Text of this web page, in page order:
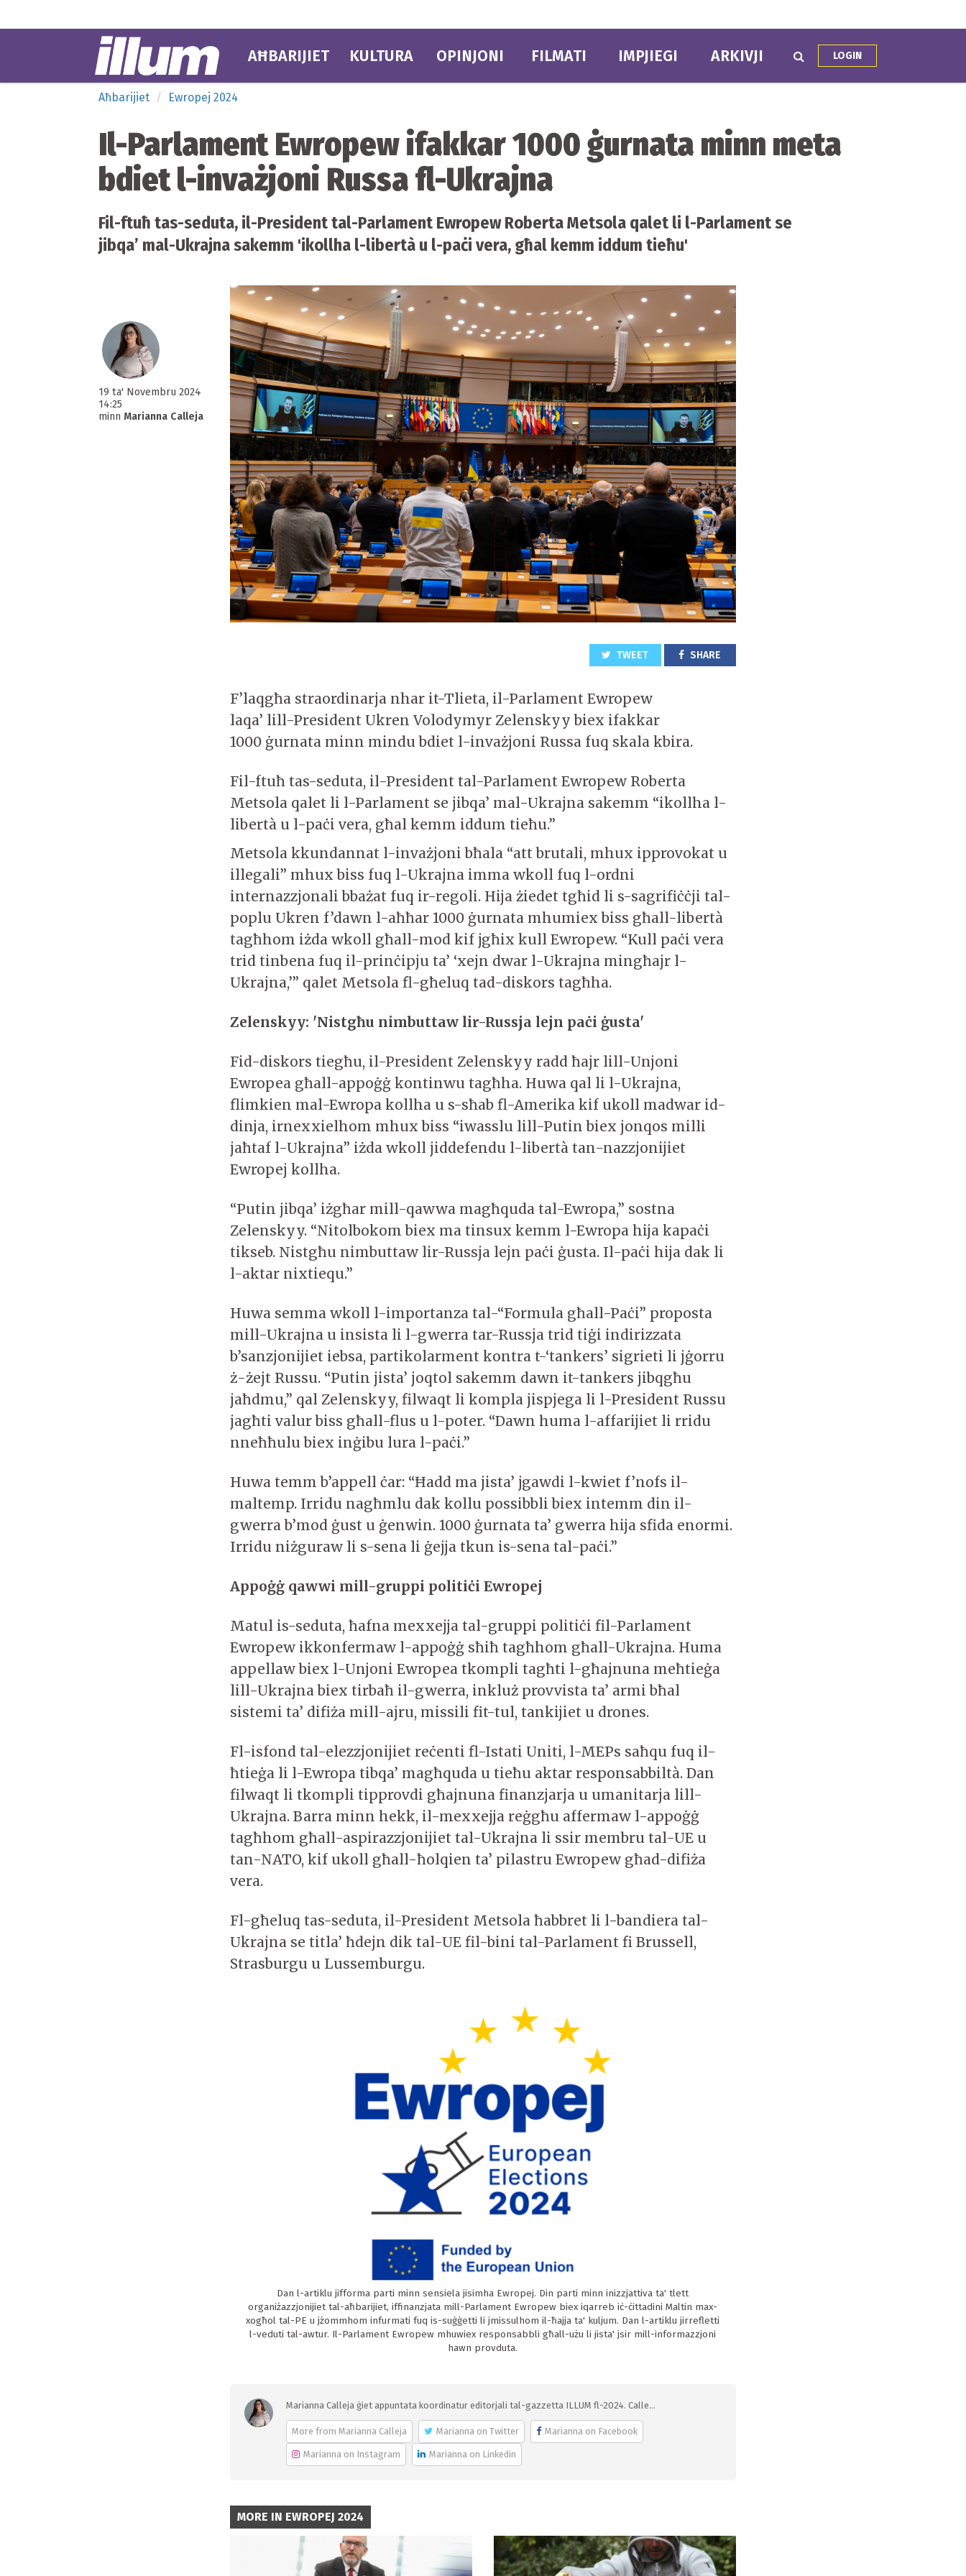
AĦBARIJIET KULTURA OPINJONI FILMATI IMPJIEGI ARKIVJI LOGIN
Aħbarijiet Ewropej 2024
Il-Parlament Ewropew ifakkar 1000 ġurnata minn meta
bdiet l-invażjoni Russa fl-Ukrajna
Fil-ftuħ tas-seduta, il-President tal-Parlament Ewropew Roberta Metsola qalet li l-Parlament se
jibqa’ mal-Ukrajna sakemm 'ikollha l-libertà u l-paċi vera, għal kemm iddum tieħu'
19 ta' Novembru 2024
14:25
minn Marianna Calleja
TWEET SHARE
F’laqgħa straordinarja nhar it-Tlieta, il-Parlament Ewropew
laqa’ lill-President Ukren Volodymyr Zelenskyy biex ifakkar
1000 ġurnata minn mindu bdiet l-invażjoni Russa fuq skala kbira.
Fil-ftuħ tas-seduta, il-President tal-Parlament Ewropew Roberta
Metsola qalet li l-Parlament se jibqa’ mal-Ukrajna sakemm “ikollha l-
libertà u l-paċi vera, għal kemm iddum tieħu.”
Metsola kkundannat l-invażjoni bħala “att brutali, mhux ipprovokat u
illegali” mhux biss fuq l-Ukrajna imma wkoll fuq l-ordni
internazzjonali bbażat fuq ir-regoli. Hija żiedet tgħid li s-sagrifiċċji tal-
poplu Ukren f’dawn l-aħħar 1000 ġurnata mhumiex biss għall-libertà
tagħhom iżda wkoll għall-mod kif jgħix kull Ewropew. “Kull paċi vera
trid tinbena fuq il-prinċipju ta’ ‘xejn dwar l-Ukrajna mingħajr l-
Ukrajna,’” qalet Metsola fl-għeluq tad-diskors tagħha.
Zelenskyy: 'Nistgħu nimbuttaw lir-Russja lejn paċi ġusta'
Fid-diskors tiegħu, il-President Zelenskyy radd ħajr lill-Unjoni
Ewropea għall-appoġġ kontinwu tagħha. Huwa qal li l-Ukrajna,
flimkien mal-Ewropa kollha u s-sħab fl-Amerika kif ukoll madwar id-
dinja, irnexxielhom mhux biss “iwasslu lill-Putin biex jonqos milli
jaħtaf l-Ukrajna” iżda wkoll jiddefendu l-libertà tan-nazzjonijiet
Ewropej kollha.
“Putin jibqa’ iżgħar mill-qawwa magħquda tal-Ewropa,” sostna
Zelenskyy. “Nitolbokom biex ma tinsux kemm l-Ewropa hija kapaċi
tikseb. Nistgħu nimbuttaw lir-Russja lejn paċi ġusta. Il-paċi hija dak li
l-aktar nixtiequ.”
Huwa semma wkoll l-importanza tal-“Formula għall-Paċi” proposta
mill-Ukrajna u insista li l-gwerra tar-Russja trid tiġi indirizzata
b’sanzjonijiet iebsa, partikolarment kontra t-‘tankers’ sigrieti li jġorru
ż-żejt Russu. “Putin jista’ joqtol sakemm dawn it-tankers jibqgħu
jaħdmu,” qal Zelenskyy, filwaqt li kompla jispjega li l-President Russu
jagħti valur biss għall-flus u l-poter. “Dawn huma l-affarijiet li rridu
nneħħulu biex inġibu lura l-paċi.”
Huwa temm b’appell ċar: “Ħadd ma jista’ jgawdi l-kwiet f’nofs il-
maltemp. Irridu nagħmlu dak kollu possibbli biex intemm din il-
gwerra b’mod ġust u ġenwin. 1000 ġurnata ta’ gwerra hija sfida enormi.
Irridu niżguraw li s-sena li ġejja tkun is-sena tal-paċi.”
Appoġġ qawwi mill-gruppi politiċi Ewropej
Matul is-seduta, ħafna mexxejja tal-gruppi politiċi fil-Parlament
Ewropew ikkonfermaw l-appoġġ sħiħ tagħhom għall-Ukrajna. Huma
appellaw biex l-Unjoni Ewropea tkompli tagħti l-għajnuna meħtieġa
lill-Ukrajna biex tirbaħ il-gwerra, inkluż provvista ta’ armi bħal
sistemi ta’ difiża mill-ajru, missili fit-tul, tankijiet u drones.
Fl-isfond tal-elezzjonijiet reċenti fl-Istati Uniti, l-MEPs saħqu fuq il-
ħtieġa li l-Ewropa tibqa’ magħquda u tieħu aktar responsabbiltà. Dan
filwaqt li tkompli tipprovdi għajnuna finanzjarja u umanitarja lill-
Ukrajna. Barra minn hekk, il-mexxejja reġgħu affermaw l-appoġġ
tagħhom għall-aspirazzjonijiet tal-Ukrajna li ssir membru tal-UE u
tan-NATO, kif ukoll għall-ħolqien ta’ pilastru Ewropew għad-difiża
vera.
Fl-għeluq tas-seduta, il-President Metsola ħabbret li l-bandiera tal-
Ukrajna se titla’ ħdejn dik tal-UE fil-bini tal-Parlament fi Brussell,
Strasburgu u Lussemburgu.
Dan l-artiklu jifforma parti minn sensiela jisimha Ewropej. Din parti minn inizzjattiva ta' tlett
organiżazzjonijiet tal-aħbarijiet, iffinanzjata mill-Parlament Ewropew biex iqarreb iċ-ċittadini Maltin max-
xogħol tal-PE u jżommhom infurmati fuq is-suġġetti li jmissulhom il-ħajja ta' kuljum. Dan l-artiklu jirrefletti
l-veduti tal-awtur. Il-Parlament Ewropew mhuwiex responsabbli għall-użu li jista' jsir mill-informazzjoni
hawn provduta.
Marianna Calleja ġiet appuntata koordinatur editorjali tal-gazzetta ILLUM fl-2024. Calle...
More from Marianna Calleja Marianna on Twitter Marianna on Facebook
Marianna on Instagram Marianna on Linkedin
MORE IN EWROPEJ 2024